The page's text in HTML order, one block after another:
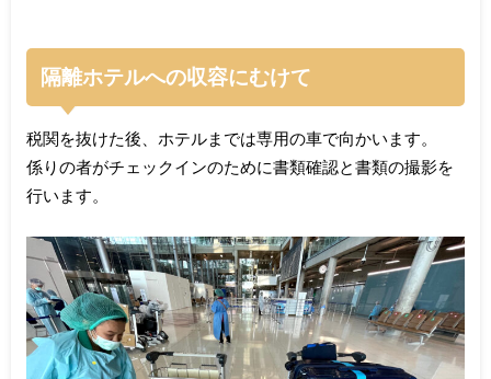
隔離ホテルへの収容にむけて
税関を抜けた後、ホテルまでは専用の車で向かいます。
係りの者がチェックインのために書類確認と書類の撮影を
行います。